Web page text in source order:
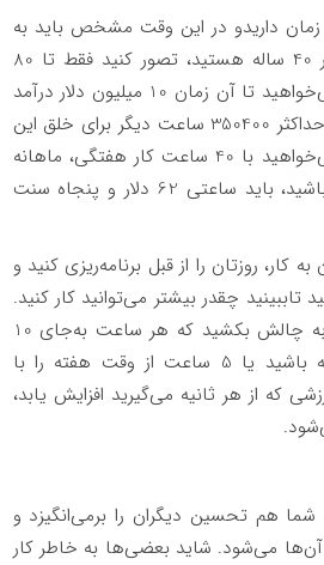
داریدو در این وقت مشخص باید به
چه اهدافی برسید. مثلا، اگر 40 ساله هستید، تصور کنید فقط تا 80
سالگی زندگی می‌کنید و می‌خواهید تا آن زمان 10 میلیون دلار درآمد
داشته باشید. به‌این‌ترتیب، حداکثر 350400 ساعت دیگر برای خلق این
پول فرصت دارید. یا اگر می‌خواهید با 40 ساعت کار هفتگی، ماهانه
10 هزار دلار درآمد داشته باشید، باید ساعتی 62 دلار و پنجاه سنت
روزتان را از قبل برنامه‌ریزی کنید و
تاببینید چقدر بیشتر می‌توانید کار کنید.
مثلا، می‌توانید خودتان را به چالش بکشید که هر ساعت به‌جای 10
دلار، 100 دلار درآمد داشته باشید یا 5 ساعت از وقت هفته را با
که از هر ثانیه می‌گیرید افزایش یابد،
شما هم تحسین دیگران را برمی‌انگیزد و
می‌شود. شاید بعضی‌ها به خاطر کار